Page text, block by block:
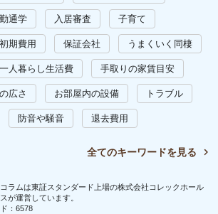
通学 入居審査 子育て
初期費用 保証会社 うまくいく同棲
一人暮らし生活費 手取りの家賃目安
広さ お部屋内の設備 トラブル
防音や騒音 退去費用
全てのキーワードを見る
ラムは東証スタンダード上場の株式会社コレックホール
が運営しています。
：6578